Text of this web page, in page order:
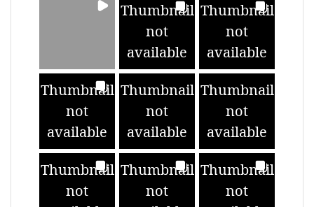
Thumbnail
not
available
Thumbnail
not
available
Thumbnail
not
available
Thumbnail
not
available
Thumbnail
not
available
Thumbnail
not
Thumbnail
not
Thumbnail
not